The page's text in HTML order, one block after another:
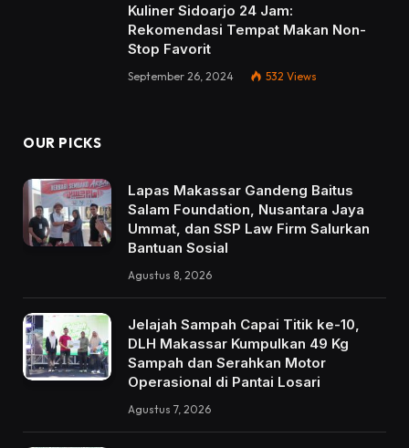
Kuliner Sidoarjo 24 Jam:
Rekomendasi Tempat Makan Non-
Stop Favorit
September 26, 2024 532 Views
OUR PICKS
Lapas Makassar Gandeng Baitus
Salam Foundation, Nusantara Jaya
Ummat, dan SSP Law Firm Salurkan
Bantuan Sosial
Agustus 8, 2026
Jelajah Sampah Capai Titik ke-10,
DLH Makassar Kumpulkan 49 Kg
Sampah dan Serahkan Motor
Operasional di Pantai Losari
Agustus 7, 2026